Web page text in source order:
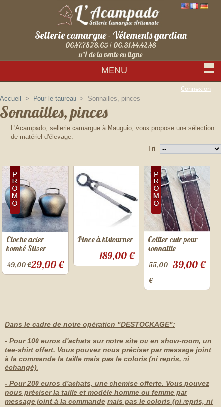
Sellerie camargue - Vêtements gardian
06.47.78.78.65 / 06.31.44.42.48
n°1 de la vente en ligne
MENU
Connexion
Accueil
> Pour le taureau > Sonnailles, pinces
Sonnailles, pinces
L'Acampado, sellerie camargue à Mauguio, vous propose une sélection
de matériel d'élevage.
Tri
Cloche acier
bombé Silver
29,00 €
49,00 €
Pince à bistourner
189,00 €
Collier cuir pour
sonnaille
39,00 €
55,00
€
Dans le cadre de notre opération "DESTOCKAGE":
- Pour 100 euros d'achats sur notre site ou en show-room, un
tee-shirt offert. Vous pouvez nous préciser par message joint
à la commande la taille mais pas le coloris (ni repris, ni
échangé).
- Pour 200 euros d'achats, une chemise offerte. Vous pouvez
nous préciser la taille et modèle homme ou femme par
message joint à la commande mais pas le coloris (ni repris, ni